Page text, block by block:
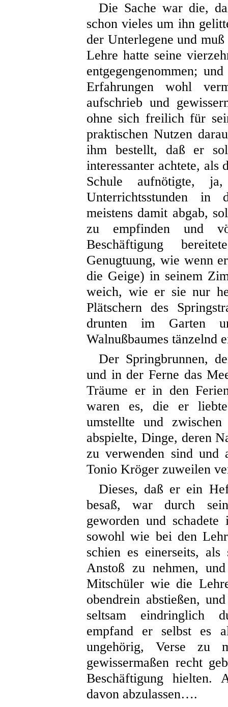
Die Sache war die,
schon vieles um ihn
der Unterlegene und
Lehre hatte seine
entgegengenommen;
Erfahrungen wohl
aufschrieb und
ohne sich freilich für
praktischen Nutzen
ihm bestellt, daß er
interessanter achtete,
Schule aufnötigte,
Unterrichtsstunden in
meistens damit abgab,
zu empfinden und
Beschäftigung
Genugtuung, wie wenn
die Geige) in seinem
weich, wie er sie nur
Plätschern des
drunten im Garten
Walnußbaumes tänzelnd
Der Springbrunnen,
und in der Ferne das
Träume er in den
waren es, die er
umstellte und
abspielte, Dinge, deren
zu verwenden sind
Tonio Kröger zuweilen
Dieses, daß er ein
besaß, war durch
geworden und
sowohl wie bei den
schien es einerseits,
Anstoß zu nehmen,
Mitschüler wie die
obendrein abstießen,
seltsam eindringlich
empfand er selbst es
ungehörig, Verse zu
gewissermaßen recht
Beschäftigung hielten.
davon abzulassen….